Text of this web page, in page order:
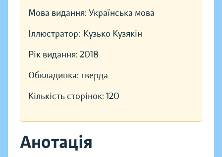
Мова видання: Українська мова
Іллюстратор: Кузько Кузякін
Рік видання: 2018
Обкладинка: тверда
Кількість сторінок: 120
Анотація